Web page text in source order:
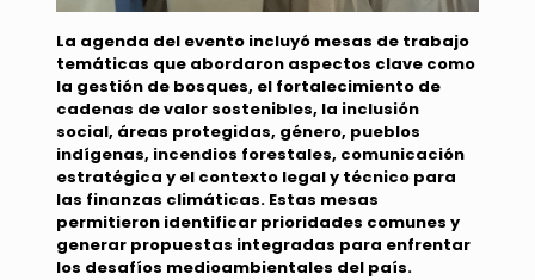
La agenda del evento incluyó mesas de trabajo
temáticas que abordaron aspectos clave como
la gestión de bosques, el fortalecimiento de
cadenas de valor sostenibles, la inclusión
social, áreas protegidas, género, pueblos
indígenas, incendios forestales, comunicación
estratégica y el contexto legal y técnico para
las finanzas climáticas. Estas mesas
permitieron identificar prioridades comunes y
generar propuestas integradas para enfrentar
los desafíos medioambientales del país.